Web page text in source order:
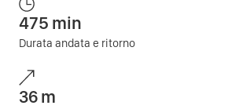
475 min
Durata andata e ritorno
36m